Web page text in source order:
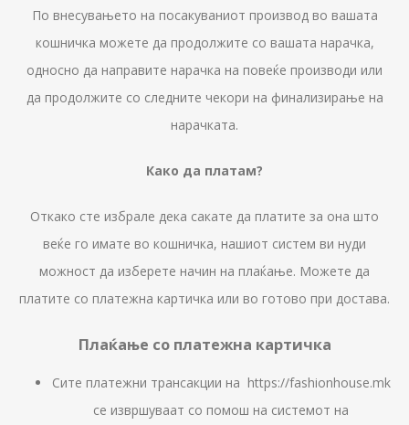
По внесувањето на посакуваниот производ во вашата
кошничка можете да продолжите со вашата нарачка,
односно да направите нарачка на повеќе производи или
да продолжите со следните чекори на финализирање на
нарачката.
Како да платам?
Откако сте избрале дека сакате да платите за она што
веќе го имате во кошничка, нашиот систем ви нуди
можност да изберете начин на плаќање. Можете да
платите со платежна картичка или во готово при достава.
Плаќање со платежна картичка
Сите платежни трансакции на https://fashionhouse.mk
се извршуваат со помош на системот на